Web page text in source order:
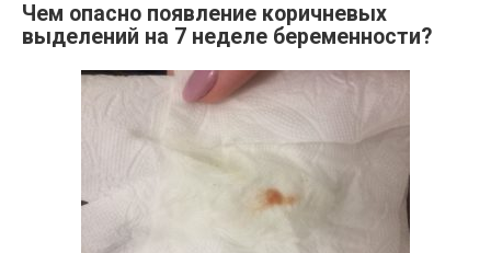
Чем опасно появление коричневых
выделений на 7 неделе беременности?